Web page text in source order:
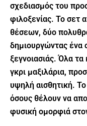
σχεδιασμός του
φιλοξενίας. Το σετ
θέσεων, δύο
δημιουργώντας ένα
ξεγνοιασιάς. Όλα
γκρι μαξιλάρια,
υψηλή αισθητική. Το
όσους θέλουν να
φυσική ομορφιά